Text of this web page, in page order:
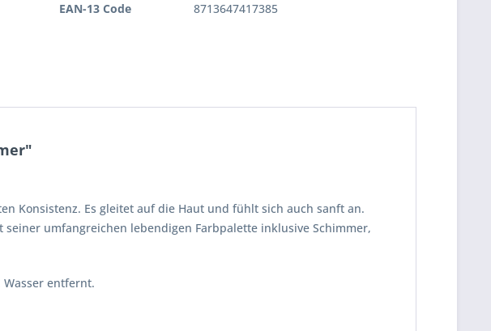
EAN-13 Code
8713647417385
Konsistenz. Es gleitet auf die Haut und fühlt sich auch sanft an.
umfangreichen lebendigen Farbpalette inklusive Schimmer,
entfernt.